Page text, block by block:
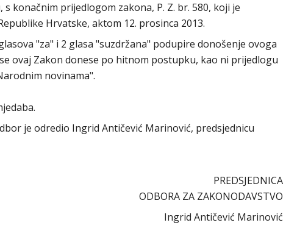
konačnim prijedlogom zakona, P. Z. br. 580, koji je
Hrvatske, aktom 12. prosinca 2013.
"za" i 2 glasa "suzdržana" podupire donošenje ovoga
ovaj Zakon donese po hitnom postupku, kao ni prijedlogu
novinama".
je odredio Ingrid Antičević Marinović, predsjednicu
PREDSJEDNICA
ODBORA ZA ZAKONODAVSTVO
Ingrid Antičević Marinović